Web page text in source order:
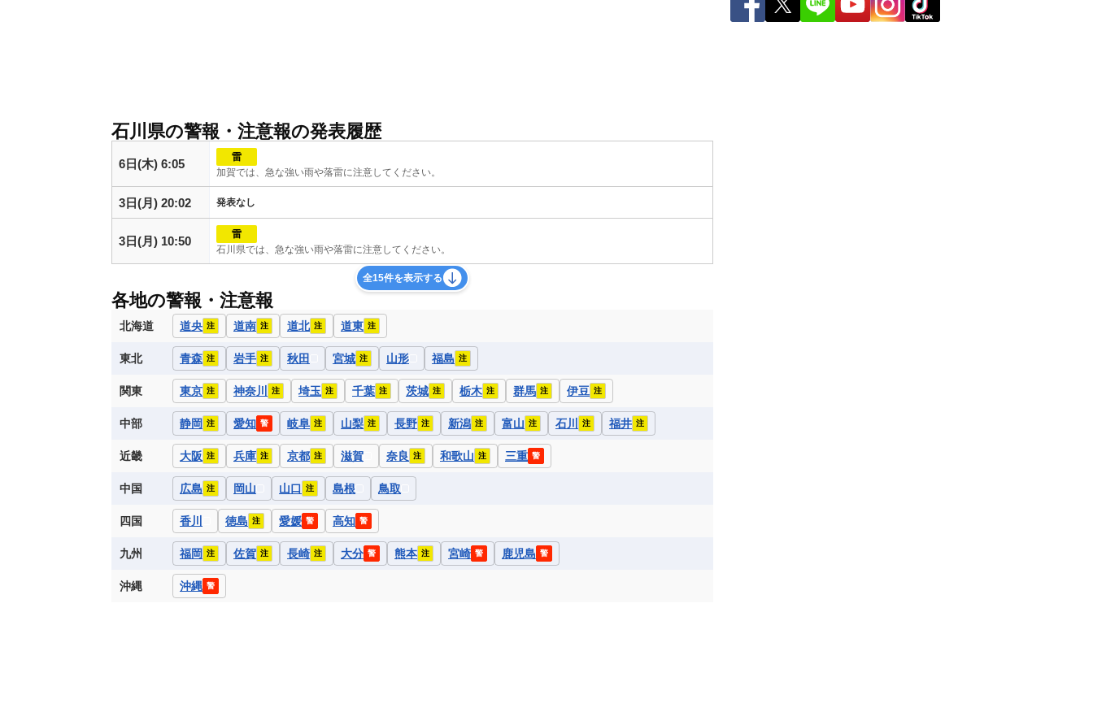
石川県の警報・注意報の発表履歴
6日(木) 6:05
雷
加賀では、急な強い雨や落雷に注意してください。
3日(月) 20:02 発表なし
3日(月) 10:50
雷
石川県では、急な強い雨や落雷に注意してください。
全15件を表示する
各地の警報・注意報
北海道 道央 注 道南 注 道北 注 道東 注
東北 青森 注 岩手 注 秋田 宮城 注 山形 福島 注
関東 東京 注 神奈川 注 埼玉 注 千葉 注 茨城 注 栃木 注 群馬 注 伊豆 注
中部 静岡 注 愛知 警 岐阜 注 山梨 注 長野 注 新潟 注 富山 注 石川 注 福井 注
近畿 大阪 注 兵庫 注 京都 注 滋賀 奈良 注 和歌山 注 三重 警
中国 広島 注 岡山 山口 注 島根 鳥取
四国 香川 徳島 注 愛媛 警 高知 警
九州 福岡 注 佐賀 注 長崎 注 大分 警 熊本 注 宮崎 警 鹿児島 警
沖縄 沖縄 警